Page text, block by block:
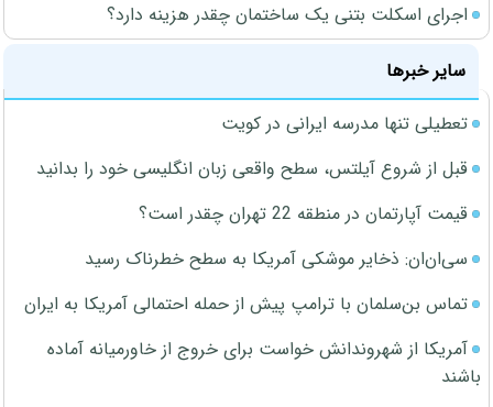
اجرای اسکلت بتنی یک ساختمان چقدر هزینه دارد؟
سایر خبرها
تعطیلی تنها مدرسه ایرانی در کویت
قبل از شروع آیلتس، سطح واقعی زبان انگلیسی خود را بدانید
قیمت آپارتمان در منطقه 22 تهران چقدر است؟
سی‌ان‌ان: ذخایر موشکی آمریکا به سطح خطرناک رسید
تماس بن‌سلمان با ترامپ پیش از حمله احتمالی آمریکا به ایران
آمریکا از شهروندانش خواست برای خروج از خاورمیانه آماده
باشند